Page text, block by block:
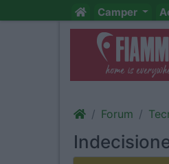
Camper
Forum